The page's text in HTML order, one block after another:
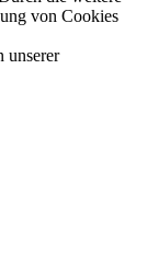
von Cookies
unserer